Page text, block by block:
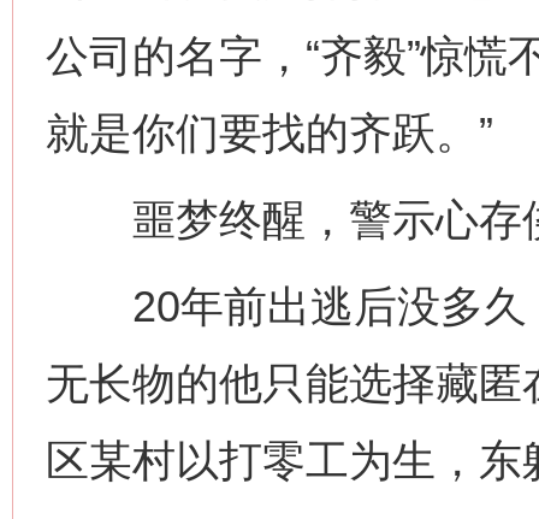
公司的名字，“齐毅”惊慌
就是你们要找的齐跃。”
噩梦终醒，警示心存
20年前出逃后没多久
无长物的他只能选择藏
区某村以打零工为生，